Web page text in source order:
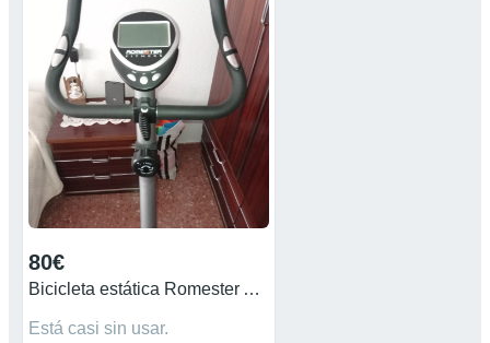
80€
Bicicleta estática Romester Avant 100
Está casi sin usar.